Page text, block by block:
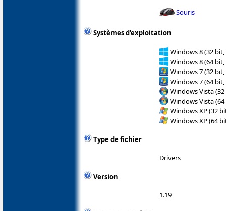
Souris
Systèmes d'exploitation
Windows 8 (32 bit,
Windows 8 (64 bit,
Windows 7 (32 bit,
Windows 7 (64 bit,
Windows Vista
Windows Vista
Windows XP (32
Windows XP (64
Type de fichier
Drivers
Version
1.19